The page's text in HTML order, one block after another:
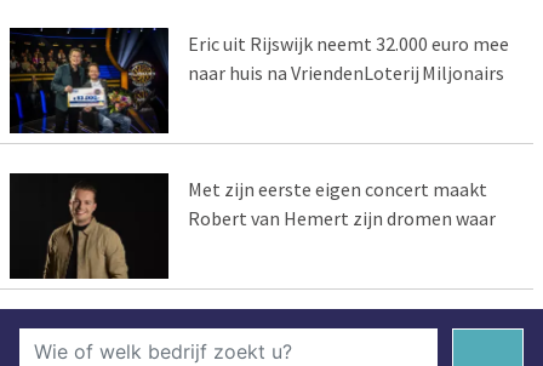
Eric uit Rijswijk neemt 32.000 euro mee
naar huis na VriendenLoterij Miljonairs
Met zijn eerste eigen concert maakt
Robert van Hemert zijn dromen waar